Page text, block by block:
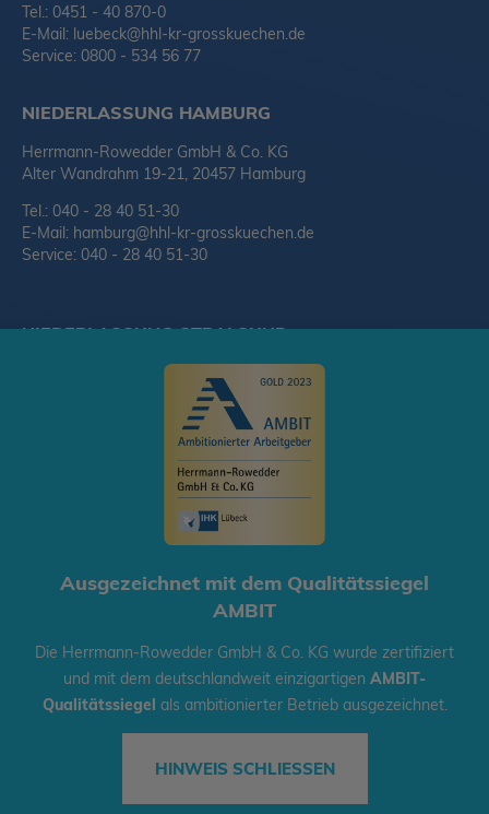
Tel.: 0451 - 40 870-0
E-Mail: luebeck@hhl-kr-grosskuechen.de
Service: 0800 - 534 56 77
NIEDERLASSUNG HAMBURG
Herrmann-Rowedder GmbH & Co. KG
Alter Wandrahm 19-21, 20457 Hamburg
Tel.: 040 - 28 40 51-30
E-Mail: hamburg@hhl-kr-grosskuechen.de
Service: 040 - 28 40 51-30
NIEDERLASSUNG STRALSUND
Herrmann-Rowedder GmbH & Co. KG
Am Umspannwerk 2, 18437 Stralsund
Tel.: 03831 - 28 49 88-0
stralsund@hhl-kr-grosskuechen.de
© 2020 Herrmann-Rowedder GmbH & Co. KG
Datenschutz
Ausgezeichnet mit dem Qualitätssiegel
AMBIT
Die Herrmann-Rowedder GmbH & Co. KG wurde zertifiziert
und mit dem deutschlandweit einzigartigen AMBIT-
Qualitätssiegel als ambitionierter Betrieb ausgezeichnet.
HINWEIS SCHLIESSEN